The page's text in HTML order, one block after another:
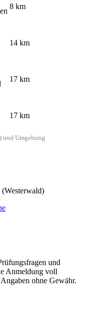
und Umgebung
8 km
14 km
17 km
17 km
und
Anmeldung voll
ohne Gewähr.